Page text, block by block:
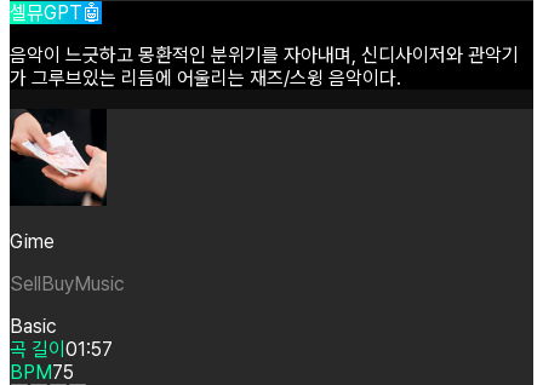
셀뮤GPT🤖
음악이 느긋하고 몽환적인 분위기를 자아내며, 신디사이저와 관악기
가 그루브있는 리듬에 어울리는 재즈/스윙 음악이다.
Gime
SellBuyMusic
Basic
곡 길이 01:57
BPM75